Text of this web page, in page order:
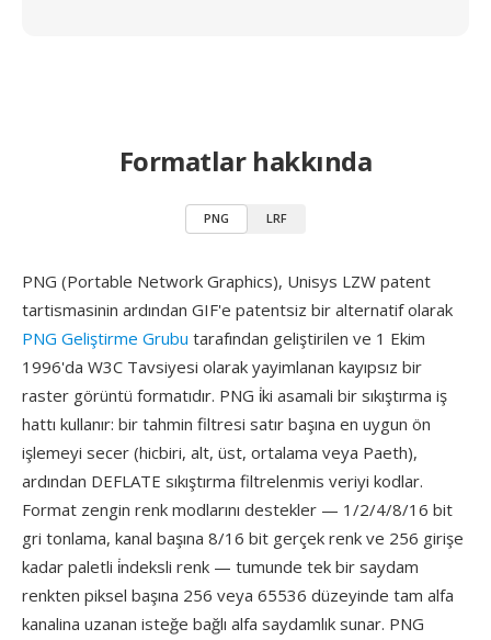
Formatlar hakkında
PNG LRF
PNG (Portable Network Graphics), Unisys LZW patent
tartismasinin ardından GIF'e patentsiz bir alternatif olarak
PNG Geliştirme Grubu tarafından geliştirilen ve 1 Ekim
1996'da W3C Tavsiyesi olarak yayimlanan kayıpsız bir
raster görüntü formatıdır. PNG i̇ki asamali bir sıkıştırma iş
hattı kullanır: bir tahmin filtresi satır başına en uygun ön
işlemeyi secer (hicbiri, alt, üst, ortalama veya Paeth),
ardından DEFLATE sıkıştırma filtrelenmis veriyi kodlar.
Format zengin renk modlarını destekler — 1/2/4/8/16 bit
gri tonlama, kanal başına 8/16 bit gerçek renk ve 256 girişe
kadar paletli i̇ndeksli renk — tumunde tek bir saydam
renkten piksel başına 256 veya 65536 düzeyinde tam alfa
kanalina uzanan isteğe bağlı alfa saydamlık sunar. PNG